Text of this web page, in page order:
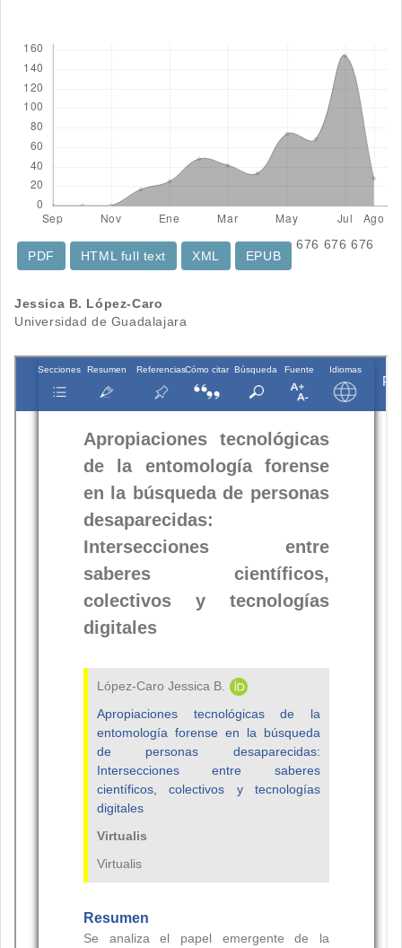
676
PDF
676
HTML full text
XML
676
EPUB
Contenido
del
artículo
Jessica B. López-Caro
Universidad de Guadalajara